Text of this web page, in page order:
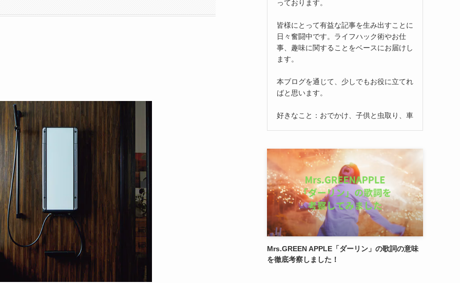
っております。
皆様にとって有益な記事を生み出すことに
日々奮闘中です。ライフハック術やお仕
事、趣味に関することをベースにお届けし
ます。
本ブログを通じて、少しでもお役に立てれ
ばと思います。
好きなこと：おでかけ、子供と虫取り、車
Mrs.GREEN APPLE「ダーリン」の歌詞の意味
を徹底考察しました！